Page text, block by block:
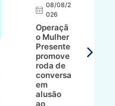
08/08/2
026
Operaçã
o Mulher
Presente
promove
roda de
conversa
em
alusão
ao